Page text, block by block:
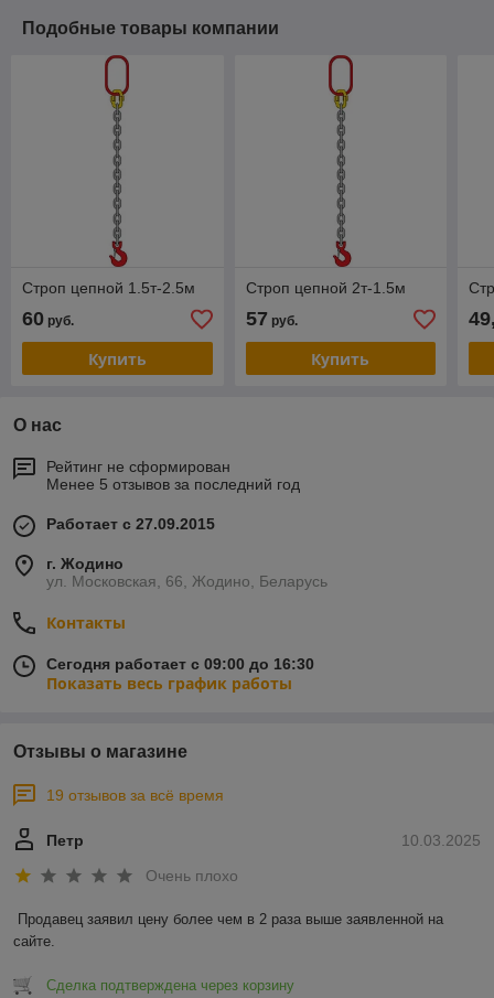
Подобные товары компании
Строп цепной 1.5т-2.5м
60 руб.
Купить
Строп цепной 2т-1.5м
57 руб.
Купить
О нас
Рейтинг не сформирован
Менее 5 отзывов за последний год
Работает с 27.09.2015
г. Жодино
ул. Московская, 66, Жодино, Беларусь
Контакты
Сегодня работает с 09:00 до 16:30
Показать весь график работы
Отзывы о магазине
19 отзывов за всё время
10.03.2025
Петр
Очень плохо
Продавец заявил цену более чем в 2 раза выше заявленной на
сайте.
Сделка подтверждена через корзину